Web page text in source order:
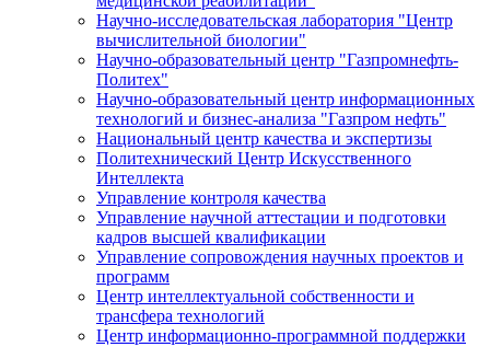
Научно-исследовательская лаборатория "Центр
вычислительной биологии"
Научно-образовательный центр "Газпромнефть-
Политех"
Научно-образовательный центр информационных
технологий и бизнес-анализа "Газпром нефть"
Национальный центр качества и экспертизы
Политехнический Центр Искусственного
Интеллекта
Управление контроля качества
Управление научной аттестации и подготовки
кадров высшей квалификации
Управление сопровождения научных проектов и
программ
Центр интеллектуальной собственности и
трансфера технологий
Центр информационно-программной поддержки